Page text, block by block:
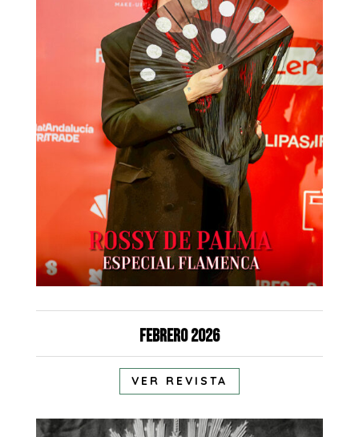
Febrero 2026
VER REVISTA